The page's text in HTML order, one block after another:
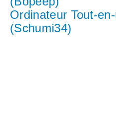
Ordinateur Tout-
(Schumi34)